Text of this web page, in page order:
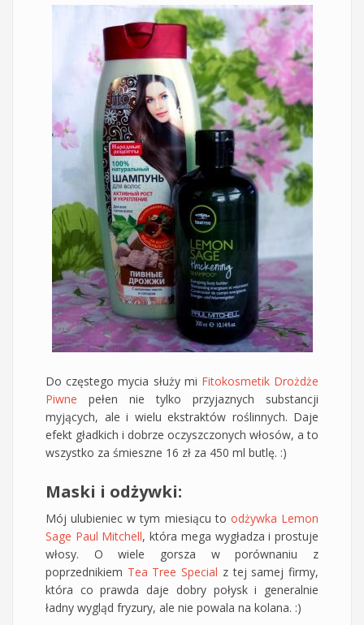
Do częstego mycia służy mi Fitokosmetik Drożdże
Piwne pełen nie tylko przyjaznych substancji
myjących, ale i wielu ekstraktów roślinnych. Daje
efekt gładkich i dobrze oczyszczonych włosów, a to
wszystko za śmieszne 16 zł za 450 ml butlę. :)
Maski i odżywki:
Mój ulubieniec w tym miesiącu to odżywka Lemon
Sage Paul Mitchell, która mega wygładza i prostuje
włosy. O wiele gorsza w porównaniu z
poprzednikiem Tea Tree Special z tej samej firmy,
która co prawda daje dobry połysk i generalnie
ładny wygląd fryzury, ale nie powala na kolana. :)